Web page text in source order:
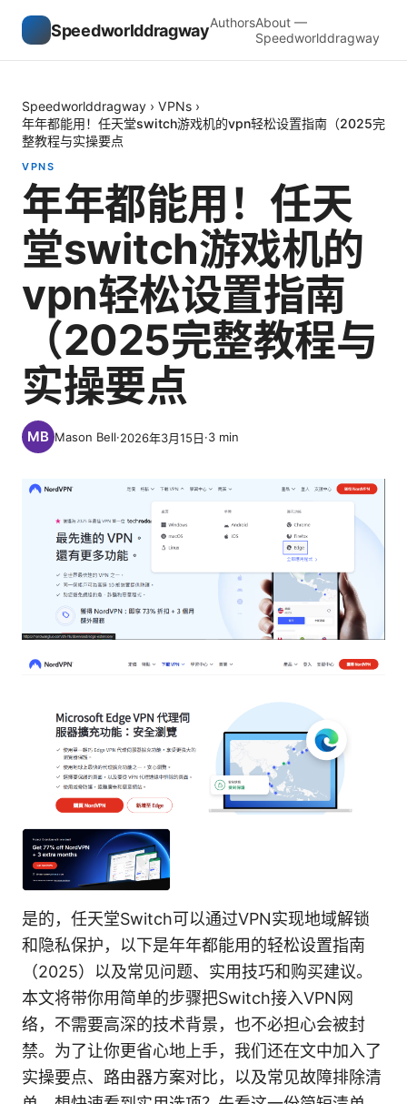
SpeedworlddragwayAuthorsAbout —
Speedworlddragway
Speedworlddragway › VPNs ›
年年都能用！任天堂switch游戏机的vpn轻松设置指南（2025完
整教程与实操要点
VPNS
年年都能用！任天
堂switch游戏机的
vpn轻松设置指南
（2025完整教程与
实操要点
Mason Bell·2026年3月15日·3 min
是的，任天堂Switch可以通过VPN实现地域解锁
和隐私保护，以下是年年都能用的轻松设置指南
（2025）以及常见问题、实用技巧和购买建议。
本文将带你用简单的步骤把Switch接入VPN网
络，不需要高深的技术背景，也不必担心会被封
禁。为了让你更省心地上手，我们还在文中加入了
实操要点、路由器方案对比，以及常见故障排除清